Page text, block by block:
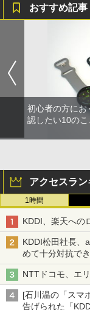
おすすめ記事
初心者の方にお
認したい10のこ
アクセスラン
1時間
KDDI、楽天への
KDDI松田社長、
めて十分対抗でき
NTTドコモ、エ
[石川温の「スマ
告げられた「